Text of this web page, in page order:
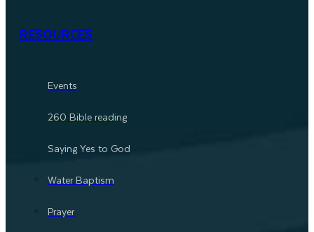
RESOURCES
Events
260 Bible reading
Saying Yes to God
Water Baptism
Prayer